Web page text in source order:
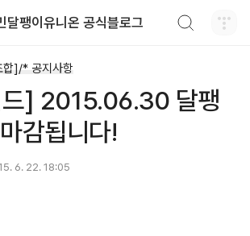
달팽이유니온 공식블로그
합]/* 공지사항
드] 2015.06.30 달팽
감됩니다!
6. 22. 18:05